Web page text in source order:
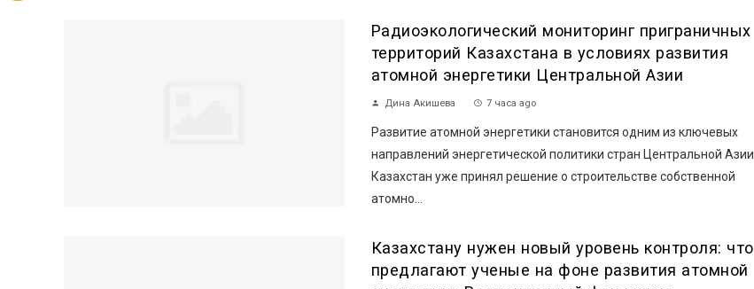
Радиоэкологический мониторинг приграничных
территорий Казахстана в условиях развития
атомной энергетики Центральной Азии
Дина Акишева 7 часа ago
Развитие атомной энергетики становится одним из ключевых
направлений энергетической политики стран Центральной Азии.
Казахстан уже принял решение о строительстве собственной
атомно...
Казахстану нужен новый уровень контроля: что
предлагают ученые на фоне развития атомной